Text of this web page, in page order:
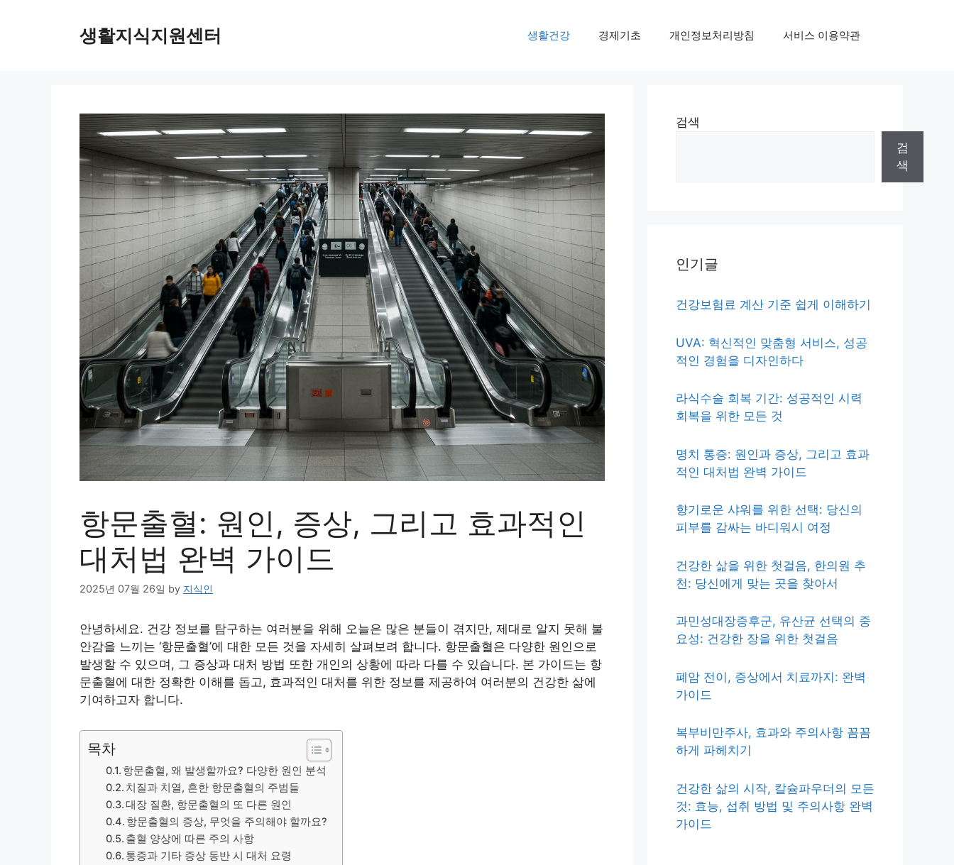
생활지식지원센터 생활건강 경제기초 개인정보처리방침 서비스 이용약관
항문출혈: 원인, 증상, 그리고 효과적인
대처법 완벽 가이드
2025년 07월 26일 by 지식인
안녕하세요. 건강 정보를 탐구하는 여러분을 위해 오늘은 많은 분들이 겪지만, 제대로 알지 못해 불
안감을 느끼는 ‘항문출혈’에 대한 모든 것을 자세히 살펴보려 합니다. 항문출혈은 다양한 원인으로
발생할 수 있으며, 그 증상과 대처 방법 또한 개인의 상황에 따라 다를 수 있습니다. 본 가이드는 항
문출혈에 대한 정확한 이해를 돕고, 효과적인 대처를 위한 정보를 제공하여 여러분의 건강한 삶에
기여하고자 합니다.
목차
항문출혈, 왜 발생할까요? 다양한 원인 분석
치질과 치열, 흔한 항문출혈의 주범들
대장 질환, 항문출혈의 또 다른 원인
항문출혈의 증상, 무엇을 주의해야 할까요?
출혈 양상에 따른 주의 사항
통증과 기타 증상 동반 시 대처 요령
검색
검
색
인기글
건강보험료 계산 기준 쉽게 이해하기
UVA: 혁신적인 맞춤형 서비스, 성공
적인 경험을 디자인하다
라식수술 회복 기간: 성공적인 시력
회복을 위한 모든 것
명치 통증: 원인과 증상, 그리고 효과
적인 대처법 완벽 가이드
향기로운 샤워를 위한 선택: 당신의
피부를 감싸는 바디워시 여정
건강한 삶을 위한 첫걸음, 한의원 추
천: 당신에게 맞는 곳을 찾아서
과민성대장증후군, 유산균 선택의 중
요성: 건강한 장을 위한 첫걸음
폐암 전이, 증상에서 치료까지: 완벽
가이드
복부비만주사, 효과와 주의사항 꼼꼼
하게 파헤치기
건강한 삶의 시작, 칼슘파우더의 모든
것: 효능, 섭취 방법 및 주의사항 완벽
가이드